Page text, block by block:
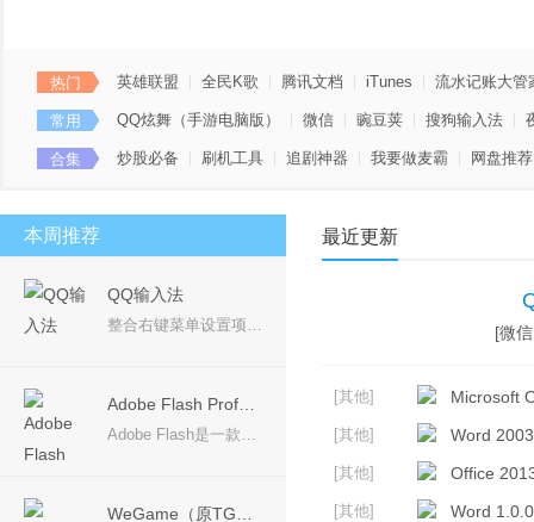
热门 英雄联盟 全民K歌 腾讯文档 iTunes 流水记账大管
常用 QQ炫舞（手游电脑版） 微信 豌豆荚 搜狗输入法
合集 炒股必备 刷机工具 追剧神器 我要做麦霸
网盘推荐
本周推荐
QQ输入法
整合右键菜单设置项，使选项更加精简，一目了然； 产品理念：回归输入本质，让您的输入体验更加轻松愉悦。 简约设计，摒弃冗余，永无弹窗广告，还您一个安静无扰的输入体验。
Adobe Flash是一款专业的动画软件，可用于创作动画电影、动画片等，可在设备中创建并发布丰富多彩的创意，Adobe CS6系列中的Adobe Flash Professional CS6软件是用于创建动画和多媒体内容的强大的创作平台，设计身临其境、而且在台式计算机和平板电脑、智能手机和电视等多种设备中都能呈现一致效果的互动体验。
最近更新
[微
[其他] Microsoft
[其他] Word
[其他] Office
[其他] Word